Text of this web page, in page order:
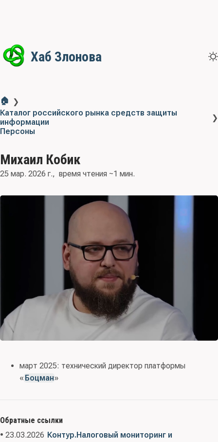
Хаб Злонова
🏠 ❯
Каталог российского рынка средств защиты
информации
❯
Персоны
Михаил Кобик
25 мар. 2026 г. время чтения ~1 мин.
март 2025: технический директор платформы
« Боцман»
Обратные ссылки
• 23.03.2026 Контур.Налоговый мониторинг и